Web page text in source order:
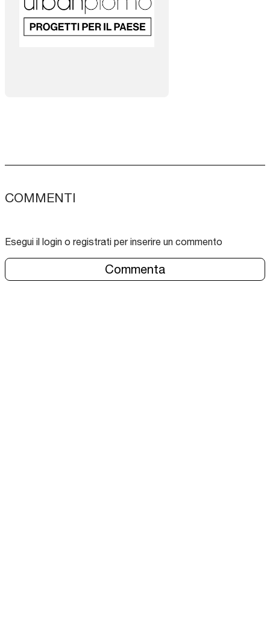
COMMENTI
Esegui il login o registrati per inserire un commento
Commenta